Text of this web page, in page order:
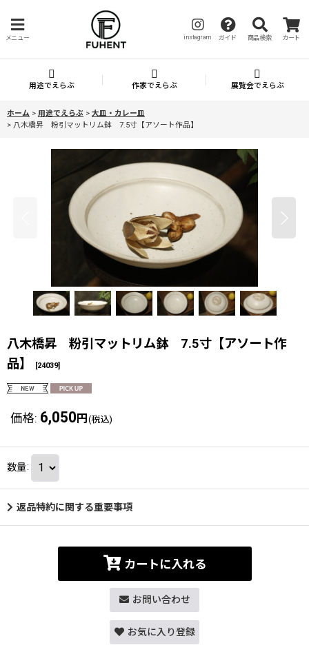
メニュー instagram ガイド 商品検索 カート
用途でえらぶ 作家でえらぶ 展覧会でえらぶ
ホーム > 用途でえらぶ > 大皿・カレー皿
> 八木橋昇 粉引マットリム鉢 7.5寸【アソート作品】
八木橋昇 粉引マットリム鉢 7.5寸【アソート作
品】
[24039]
価格: 6,050 円 (税込)
数量:
返品特約に関する重要事項
カートに入れる
お問い合わせ
お気に入り登録